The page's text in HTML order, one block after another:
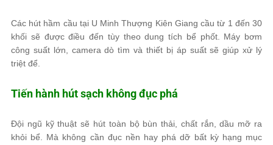
Các hút hầm cầu tại U Minh Thượng Kiên Giang cầu từ 1 đến 30
khối sẽ được điều đến tùy theo dung tích bể phốt. Máy bơm
công suất lớn, camera dò tìm và thiết bị áp suất sẽ giúp xử lý
triệt để.
Tiến hành hút sạch không đục phá
Đội ngũ kỹ thuật sẽ hút toàn bộ bùn thải, chất rắn, dầu mỡ ra
khỏi bể. Mà không cần đục nền hay phá dỡ bất kỳ hạng mục